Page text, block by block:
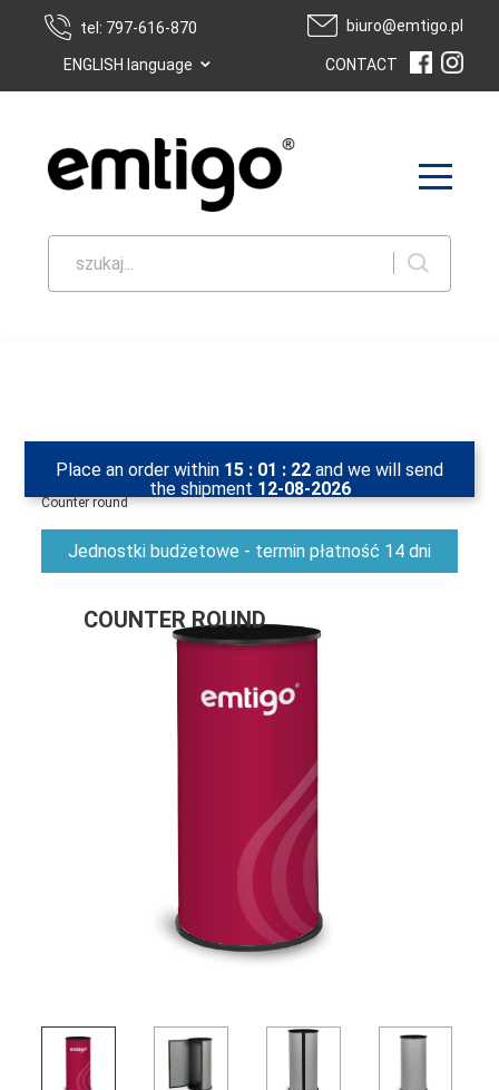
tel: 797-616-870 biuro@emtigo.pl
ENGLISH language ⌄ CONTACT
szukaj...
Place an order within 15 : 01 : 22 and we will send
the shipment 12-08-2026
Counters and Promotional Tables/Counter Round /
Counter round
Jednostki budżetowe - termin płatność 14 dni
COUNTER ROUND